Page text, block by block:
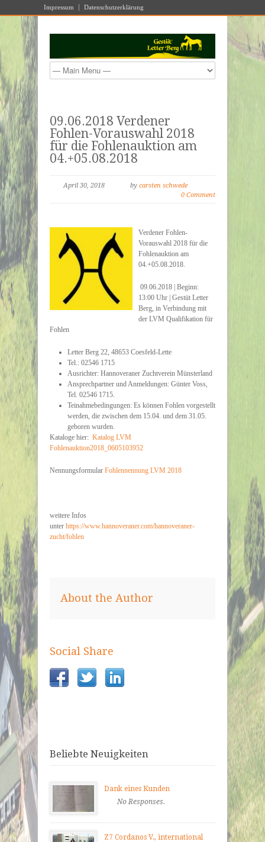
Impressum Datenschutzerklärung
09.06.2018 Verdener
Fohlen-Vorauswahl 2018
für die Fohlenauktion am
04.+05.08.2018
April 30, 2018 by carsten schwede
0 Comment
Verdener Fohlen-
Vorauswahl 2018 für die
Fohlenauktion am
04.+05.08.2018.
09.06.2018 | Beginn:
13:00 Uhr | Gestüt Letter
Berg, in Verbindung mit
der LVM Qualifikation für
Fohlen
Letter Berg 22, 48653 Coesfeld-Lette
Tel.: 02546 1715
Ausrichter: Hannoveraner Zuchtverein Münsterland
Ansprechpartner und Anmeldungen: Günter Voss,
Tel. 02546 1715.
Teinahmebedingungen: Es können Fohlen vorgestellt
werden, die zwischen dem 15.04. und dem 31.05.
geboren wurden.
Kataloge hier: Katalog LVM
Fohlenauktion2018_0605103952
Nennungsformular Fohlennennung LVM 2018
weitere Infos
unter https://www.hannoveraner.com/hannoveraner-
zucht/fohlen
About the Author
Social Share
Beliebte Neuigkeiten
Dank eines Kunden
No Responses.
Z7 Cordanos V., international